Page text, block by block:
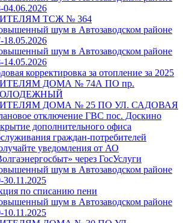
04.06.2026
ТСЖ № 364
шум в Автозаводском районе
18.05.2026
шум в Автозаводском районе
14.05.2026
корректировка за отопление за 2025
ДОМА № 74А ПО пр.
ДОМА № 25 ПО УЛ. САДОВАЯ
отключение ГВС пос. Доскино
дополнительного офиса
граждан-потребителей
уведомления от АО
через ГосУслуги
шум в Автозаводском районе
30.11.2025
по списанию пени
шум в Автозаводском районе
10.11.2025